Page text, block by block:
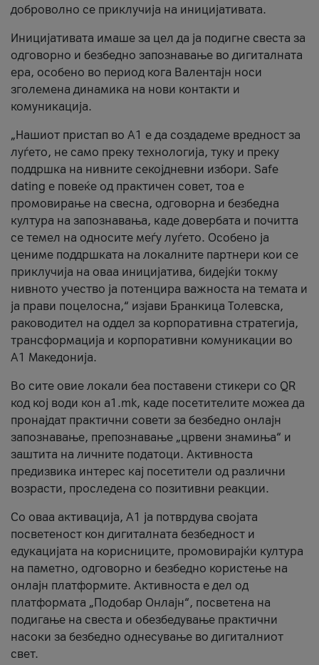
доброволно се приклучија на иницијативата.
Иницијативата имаше за цел да ја подигне свеста за
одговорно и безбедно запознавање во дигиталната
ера, особено во период кога Валентајн носи
зголемена динамика на нови контакти и
комуникација.
„Нашиот пристап во А1 е да создадеме вредност за
луѓето, не само преку технологија, туку и преку
поддршка на нивните секојдневни избори. Safe
dating е повеќе од практичен совет, тоа е
промовирање на свесна, одговорна и безбедна
култура на запознавања, каде довербата и почитта
се темел на односите меѓу луѓето. Особено ја
цениме поддршката на локалните партнери кои се
приклучија на оваа иницијатива, бидејќи токму
нивното учество ја потенцира важноста на темата и
ја прави поцелосна,“ изјави Бранкица Толевска,
раководител на оддел за корпоративна стратегија,
трансформација и корпоративни комуникации во
А1 Македонија.
Во сите овие локали беа поставени стикери со QR
код кој води кон a1.mk, каде посетителите можеа да
пронајдат практични совети за безбедно онлајн
запознавање, препознавање „црвени знамиња“ и
заштита на личните податоци. Активноста
предизвика интерес кај посетители од различни
возрасти, проследена со позитивни реакции.
Со оваа активација, А1 ја потврдува својата
посветеност кон дигиталната безбедност и
едукацијата на корисниците, промовирајќи култура
на паметно, одговорно и безбедно користење на
онлајн платформите. Активноста е дел од
платформата „Подобар Онлајн“, посветена на
подигање на свеста и обезбедување практични
насоки за безбедно однесување во дигиталниот
свет.